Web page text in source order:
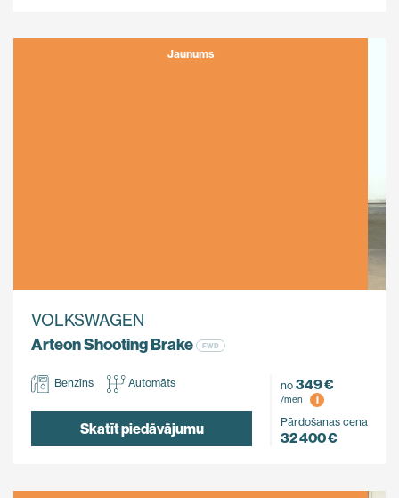
Jaunums
VOLKSWAGEN
Arteon Shooting Brake
FWD
Benzīns Automāts
Skatīt piedāvājumu
no 349 €
/mēn
i
Pārdošanas cena
32 400 €